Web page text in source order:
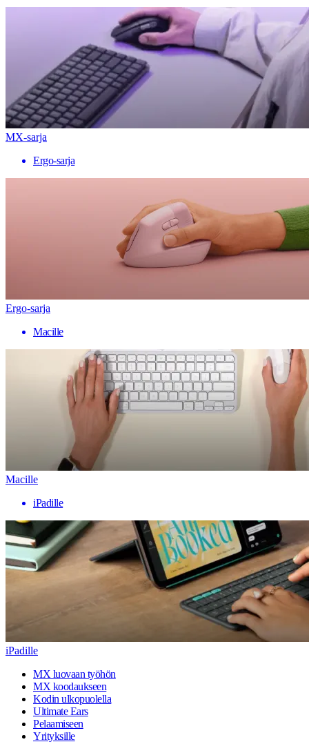
MX-sarja
Ergo-sarja
Ergo-sarja
Macille
Macille
iPadille
iPadille
MX luovaan työhön
MX koodaukseen
Kodin ulkopuolella
Ultimate Ears
Pelaamiseen
Yrityksille